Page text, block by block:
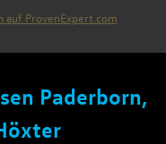
ProvenExpert.com
Paderborn,